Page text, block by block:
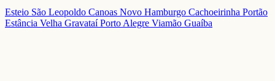
Esteio São Leopoldo Canoas Novo Hamburgo Cachoeirinha Portão
Estância Velha GravataíPorto Alegre Viamão Guaíba